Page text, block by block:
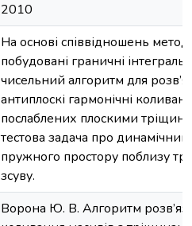
2010
На основі співвідношень
побудовані граничні
чисельний алгоритм для
антиплоскі гармонічні
послаблених плоскими
тестова задача про
пружного простору поблизу
зсуву.
Ворона Ю. В. Алгоритм